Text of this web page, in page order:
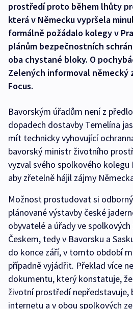
prostředí proto během lhůty
která v Německu vypršela
formálně požádalo kolegy v
plánům bezpečnostních
oba chystané bloky. O
Zelených informoval německý
Focus.
Bavorským úřadům není z
dopadech dostavby Temelína
mít technicky vyhovující
bavorský ministr životního
vyzval svého spolkového
aby zřetelně hájil zájmy
Možnost prostudovat si
plánované výstavby české
obyvatelé a úřady ve
Českem, tedy v Bavorsku a
do konce září, v tomto období
případně vyjádřit. Překlad více
dokumentu, který konstatuje,
životní prostředí nepředstavuje,
internetu a v obou spolkových